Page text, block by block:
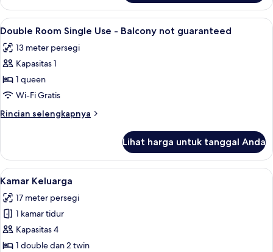
Double
or
Twin
Lihat
semua
foto
untuk
Double
Room
Single
Use
Balcony
not
guaranteed
Seprai premium, minibar, brankas,
3
Double Room Single Use - Balcony not guaranteed
13 meter persegi
Kapasitas 1
1 queen
Wi-Fi Gratis
Rincian selengkapnya
Rincian
Double
Room
Single
Balcony
guaranteed
Lihat harga untuk tanggal Anda
Lihat
semua
foto
untuk
Kamar
Keluarga
Kamar Keluarga | Seprai premium,
7
Kamar Keluarga
17 meter persegi
1 kamar tidur
Kapasitas 4
1 double dan 2 twin